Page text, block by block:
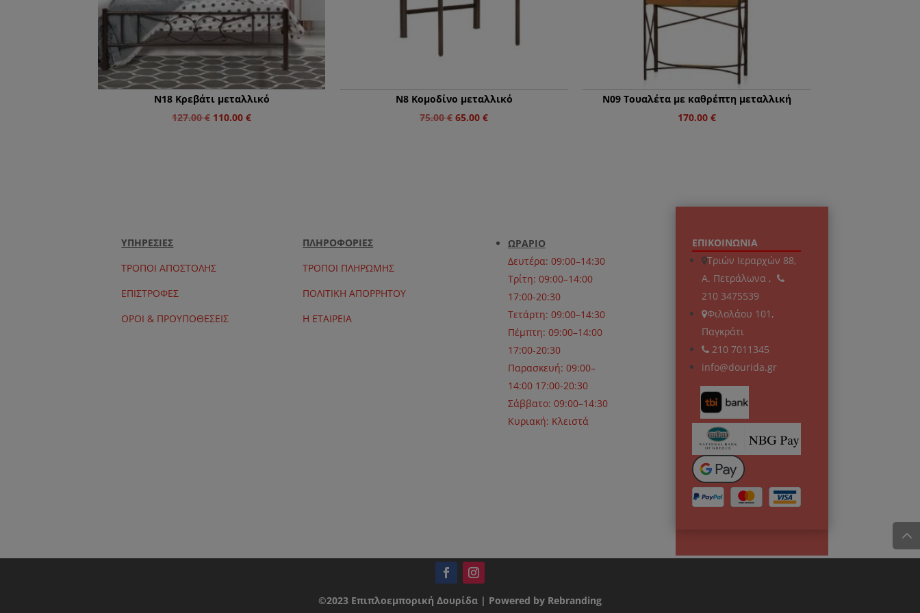
N18 Κρεβάτι μεταλλικό
127.00€ Original
110.00€Η
N8 Κομοδίνο μεταλλικό
75.00€Original
65.00€Η
N09 Τουαλέτα με καθρέπτη μεταλλική
170.00 €
ΥΠΗΡΕΣΙΕΣ
ΤΡΟΠΟΙ ΑΠΟΣΤΟΛΗΣ
ΕΠΙΣΤΡΟΦΕΣ
ΟΡΟΙ & ΠΡΟΥΠΟΘΕΣΕΙΣ
ΠΛΗΡΟΦΟΡΙΕΣ
ΤΡΟΠΟΙ ΠΛΗΡΩΜΗΣ
ΠΟΛΙΤΙΚΗ ΑΠΟΡΡΗΤΟΥ
Η ΕΤΑΙΡΕΙΑ
ΩΡΑΡΙΟ
Δευτέρα: 09:00–14:30
Τρίτη: 09:00–14:00
17:00-20:30
Τετάρτη: 09:00–14:30
Πέμπτη: 09:00–14:00
17:00-20:30
Παρασκευή: 09:00–
14:00 17:00-20:30
Σάββατο: 09:00–14:30
Κυριακή: Κλειστά
ΕΠΙΚΟΙΝΩΝΙΑ
Τριών Ιεραρχών 88,
Α. Πετράλωνα ,
210 3475539
Φιλολάου 101,
Παγκράτι
210 7011345
info@dourida.gr
©2023 Επιπλοεμπορική Δουρίδα | Powered by Rebranding